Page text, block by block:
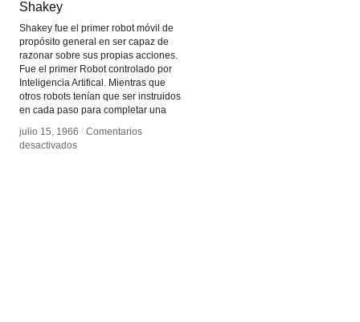
Shakey
Shakey fue el primer robot móvil de
propósito general en ser capaz de
razonar sobre sus propias acciones.
Fue el primer Robot controlado por
Inteligencia Artifical. Mientras que
otros robots tenían que ser instruidos
en cada paso para completar una
julio 15, 1966 / Comentarios
desactivadosen
Shakey
julio 15, 1966 / Comentarios
desactivadosen